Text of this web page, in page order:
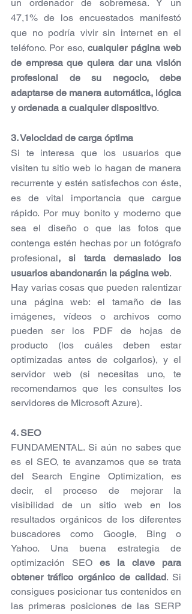
un ordenador de sobremesa. Y un
47,1% de los encuestados manifestó
que no podría vivir sin internet en el
teléfono. Por eso, cualquier página web
de empresa que quiera dar una visión
profesional de su negocio, debe
adaptarse de manera automática, lógica
y ordenada a cualquier dispositivo.
3. Velocidad de carga óptima
Si te interesa que los usuarios que
visiten tu sitio web lo hagan de manera
recurrente y estén satisfechos con éste,
es de vital importancia que cargue
rápido. Por muy bonito y moderno que
sea el diseño o que las fotos que
contenga estén hechas por un fotógrafo
profesional, si tarda demasiado los
usuarios abandonarán la página web.
Hay varias cosas que pueden ralentizar
una página web: el tamaño de las
imágenes, vídeos o archivos como
pueden ser los PDF de hojas de
producto (los cuáles deben estar
optimizadas antes de colgarlos), y el
servidor web (si necesitas uno, te
recomendamos que les consultes los
servidores de Microsoft Azure).
4. SEO
FUNDAMENTAL. Si aún no sabes que
es el SEO, te avanzamos que se trata
del Search Engine Optimization, es
decir, el proceso de mejorar la
visibilidad de un sitio web en los
resultados orgánicos de los diferentes
buscadores como Google, Bing o
Yahoo. Una buena estrategia de
optimización SEO es la clave para
obtener tráfico orgánico de calidad. Si
consigues posicionar tus contenidos en
las primeras posiciones de las SERP